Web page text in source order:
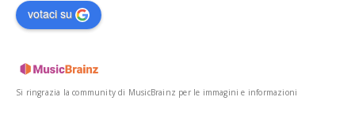
votaci su
Si ringrazia la community di MusicBrainz per le immagini e informazioni